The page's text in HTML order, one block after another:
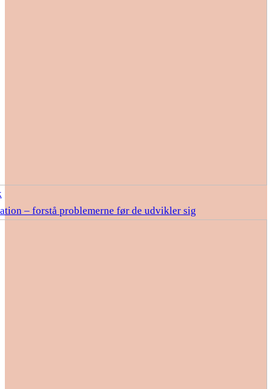
– forstå problemerne før de udvikler sig